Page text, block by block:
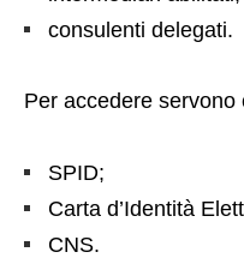
consulenti delegati.
Per accedere servono
SPID;
Carta d’Identità
CNS.